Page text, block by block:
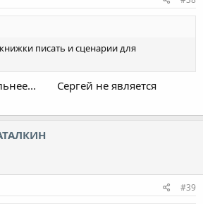
писать и сценарии для
Сергей не является
#39